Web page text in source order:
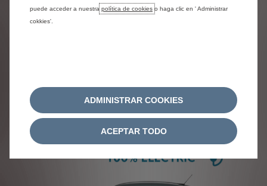
À partir de 24 652 € TTC
puede acceder a nuestra política de cookies o haga clic en ' Administrar
cokkies'.
ADMINISTRAR COOKIES
ACEPTAR TODO